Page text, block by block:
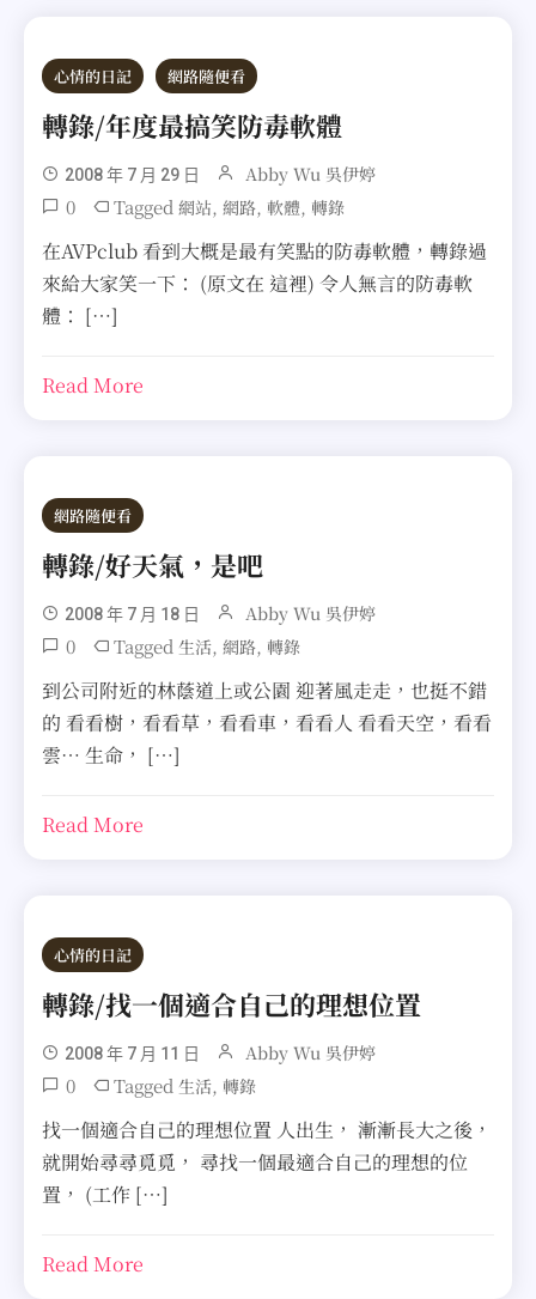
心情的日記 網路隨便看
轉錄/年度最搞笑防毒軟體
2008 年 7 月 29 日 Abby Wu 吳伊婷
0 Tagged網站,網路, 軟體, 轉錄
在AVPclub 看到大概是最有笑點的防毒軟體，轉錄過
來給大家笑一下： (原文在 這裡) 令人無言的防毒軟
體： […]
Read More
網路隨便看
轉錄/好天氣，是吧
2008 年 7 月 18 日 Abby Wu 吳伊婷
0 Tagged 生活,網路, 轉錄
到公司附近的林蔭道上或公園 迎著風走走，也挺不錯
的 看看樹，看看草，看看車，看看人 看看天空，看看
雲… 生命， […]
Read More
心情的日記
轉錄/找一個適合自己的理想位置
2008 年 7 月 11 日 Abby Wu 吳伊婷
0 Tagged 生活, 轉錄
找一個適合自己的理想位置 人出生， 漸漸長大之後，
就開始尋尋覓覓， 尋找一個最適合自己的理想的位
置， (工作 […]
Read More